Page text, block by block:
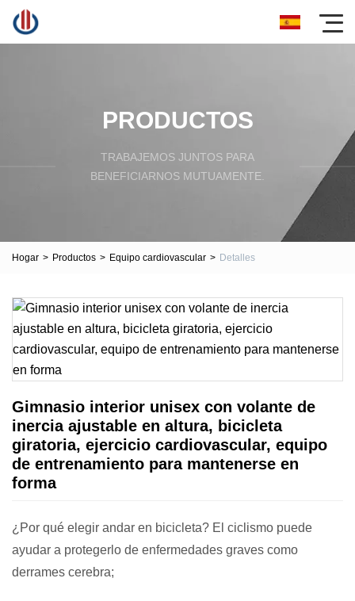
PRODUCTOS
TRABAJEMOS JUNTOS PARA
BENEFICIARNOS MUTUAMENTE.
Hogar > Productos > Equipo cardiovascular > Detalles
Gimnasio interior unisex con volante de
inercia ajustable en altura, bicicleta
giratoria, ejercicio cardiovascular, equipo
de entrenamiento para mantenerse en
forma
¿Por qué elegir andar en bicicleta? El ciclismo puede
ayudar a protegerlo de enfermedades graves como
derrames cerebra;